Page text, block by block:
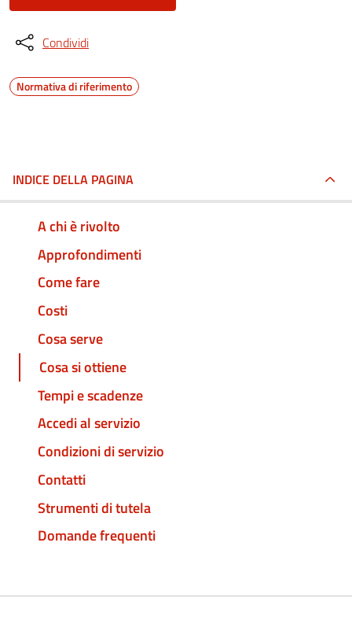
Condividi
Normativa di riferimento
INDICE DELLA PAGINA
A chi è rivolto
Approfondimenti
Come fare
Costi
Cosa serve
Cosa si ottiene
Tempi e scadenze
Accedi al servizio
Condizioni di servizio
Contatti
Strumenti di tutela
Domande frequenti